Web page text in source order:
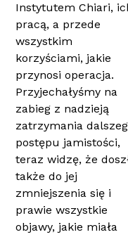
Instytutem Chiari,
pracą, a przede
wszystkim
korzyściami, jakie
przynosi operacja.
Przyjechałyśmy na
zabieg z nadzieją
zatrzymania
postępu jamistości,
teraz widzę, że
także do jej
zmniejszenia się i
prawie wszystkie
objawy, jakie miała